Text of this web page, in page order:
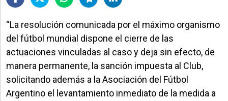
“La resolución comunicada por el máximo organismo
del fútbol mundial dispone el cierre de las
actuaciones vinculadas al caso y deja sin efecto, de
manera permanente, la sanción impuesta al Club,
solicitando además a la Asociación del Fútbol
Argentino el levantamiento inmediato de la medida a